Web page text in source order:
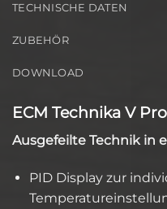
TECHNISCHE DATEN
ZUBEHÖR
DOWNLOAD
ECM Technika V
Ausgefeilte Technik in
PID Display zur